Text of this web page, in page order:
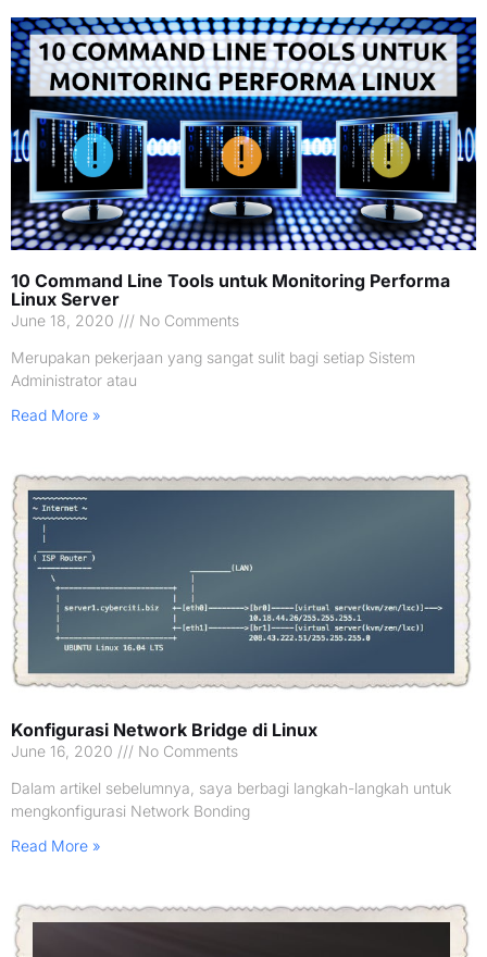
10 Command Line Tools untuk Monitoring Performa
Linux Server
June 18, 2020
No Comments
Merupakan pekerjaan yang sangat sulit bagi setiap Sistem
Administrator atau
Read More »
Konfigurasi Network Bridge di Linux
June 16, 2020
No Comments
Dalam artikel sebelumnya, saya berbagi langkah-langkah untuk
mengkonfigurasi Network Bonding
Read More »